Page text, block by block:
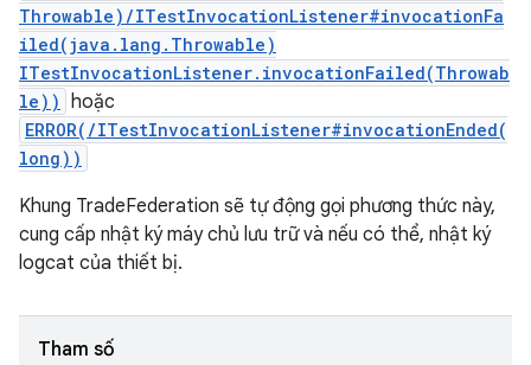
Throwable)/ITestInvocationListener#invocationFa
iled(java.lang.Throwable)
ITestInvocationListener.invocationFailed(Throwab
le)) hoặc
ERROR(/ITestInvocationListener#invocationEnded(
long))
Khung TradeFederation sẽ tự động gọi phương thức này,
cung cấp nhật ký máy chủ lưu trữ và nếu có thể, nhật ký
logcat của thiết bị.
Tham số